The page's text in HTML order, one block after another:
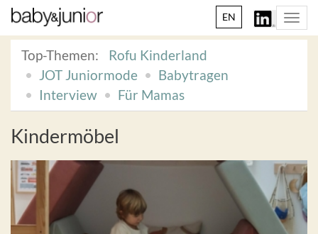
EN
Top-Themen:
Rofu Kinderland
JOT Juniormode
Babytragen
Interview
Für Mamas
Kindermöbel